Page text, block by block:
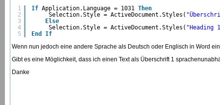
1
2
3
4
5
If Application.Language = 1031 Then
Selection.Style = ActiveDocument.Styles(
Else
Selection.Style = ActiveDocument.Styles( "Heading
End
If
Wenn nun jedoch eine andere Sprache als Deutsch oder Englisch in Word
Gibt es eine Möglichkeit, dass ich einen Text als Überschrift 1
Danke